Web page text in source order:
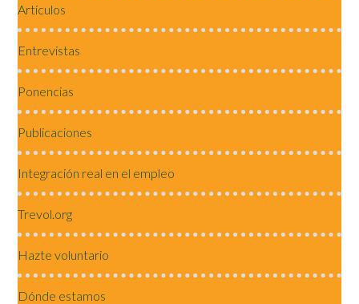
Artículos
Entrevistas
Ponencias
Publicaciones
Integración real en el empleo
Trevol.org
Hazte voluntario
Dónde estamos